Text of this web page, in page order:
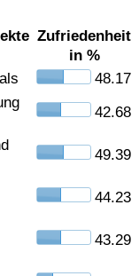
Zufriedenheit
in %
48.17
42.68
49.39
44.23
43.29